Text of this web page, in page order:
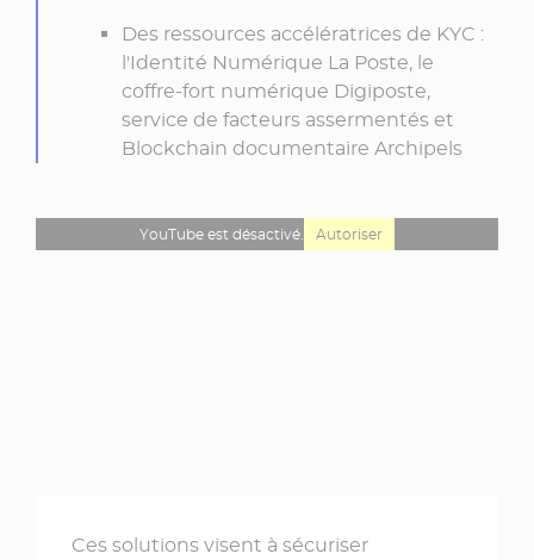
Des ressources accélératrices de KYC :
l'Identité Numérique La Poste, le
coffre-fort numérique Digiposte,
service de facteurs assermentés et
Blockchain documentaire Archipels
YouTube est désactivé. Autoriser
Ces solutions visent à sécuriser